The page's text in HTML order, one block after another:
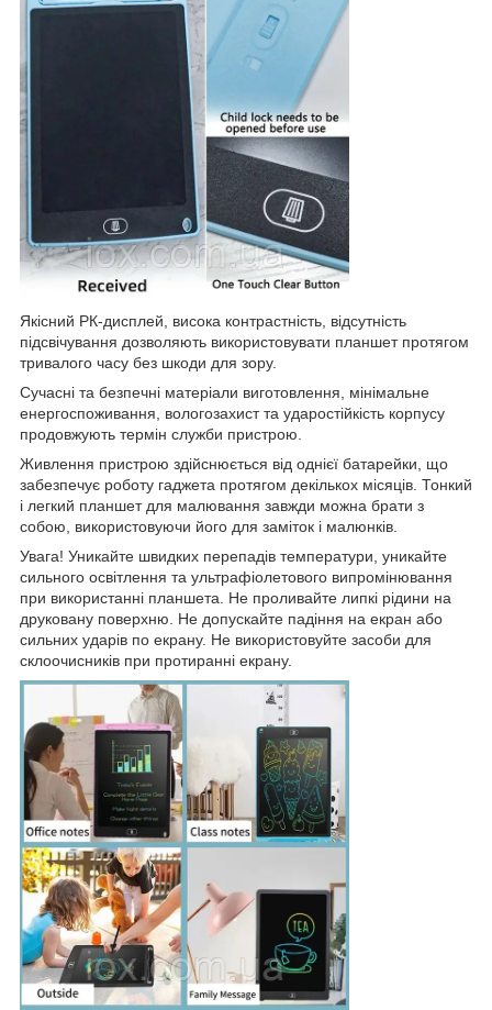
Якісний РК-дисплей, висока контрастність, відсутність
підсвічування дозволяють використовувати планшет протягом
тривалого часу без шкоди для зору.
Сучасні та безпечні матеріали виготовлення, мінімальне
енергоспоживання, вологозахист та ударостійкість корпусу
продовжують термін служби пристрою.
Живлення пристрою здійснюється від однієї батарейки, що
забезпечує роботу гаджета протягом декількох місяців. Тонкий
і легкий планшет для малювання завжди можна брати з
собою, використовуючи його для заміток і малюнків.
Увага! Уникайте швидких перепадів температури, уникайте
сильного освітлення та ультрафіолетового випромінювання
при використанні планшета. Не проливайте липкі рідини на
друковану поверхню. Не допускайте падіння на екран або
сильних ударів по екрану. Не використовуйте засоби для
склоочисників при протиранні екрану.